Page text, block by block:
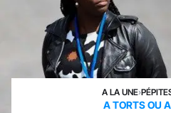
A LA UNE›
A TORTS OU